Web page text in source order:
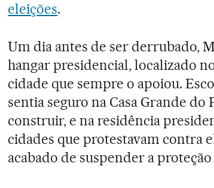
eleições.
Um dia antes de ser derrubado,
hangar presidencial, localizado
cidade que sempre o apoiou.
sentia seguro na Casa Grande do
construir, e na residência
cidades que protestavam contra
acabado de suspender a